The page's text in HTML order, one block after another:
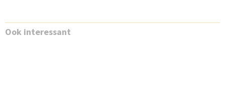
Ook interessant